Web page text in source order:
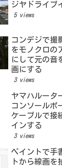
ジヤドライブ
5 views
コンデジで撮
をモノクロの
にして元の音
画にする
3 views
ヤマハルータ
コンソールポ
ケーブルで接
インする
3 views
ペイントで手
トから線画を